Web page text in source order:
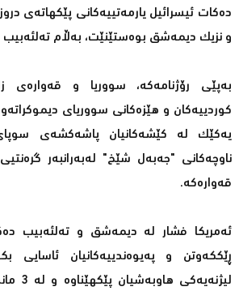
دەكات ئیسرائیل یارمەتییەكانی پێكهاتەی
و نزیك دیمەشق بوەستێنێت، بەڵام تەلئەبیب
بەپێی رۆژنامەكە، سووریا و قەوارەی
كوردییەكان و هێزەكانی سووریای
یەكێك لە كێشەكانیان پاشەكشەی
ناوچەكانی "جەبەل شێخ" لەبەرانبەر
قەوارەكە.
ئەمریكا فشار لە دیمەشق و تەلئەبیب
ڕێككەوتن و پەیوەندییەكانیان ئاسایی